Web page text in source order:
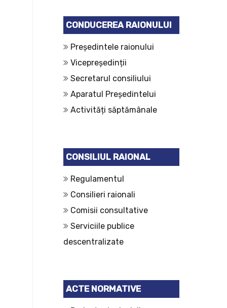
CONDUCEREA RAIONULUI
Președintele raionului
Vicepreședinții
Secretarul consiliului
Aparatul Președintelui
Activități săptămânale
CONSILIUL RAIONAL
Regulamentul
Consilieri raionali
Comisii consultative
Serviciile publice
descentralizate
ACTE NORMATIVE